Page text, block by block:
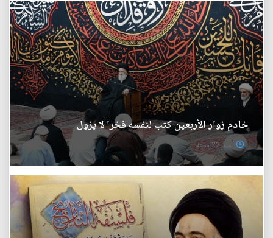
خادم زوار الأربعين كتب لنفسه فخرا لا يزول
منذ 22 ساعة